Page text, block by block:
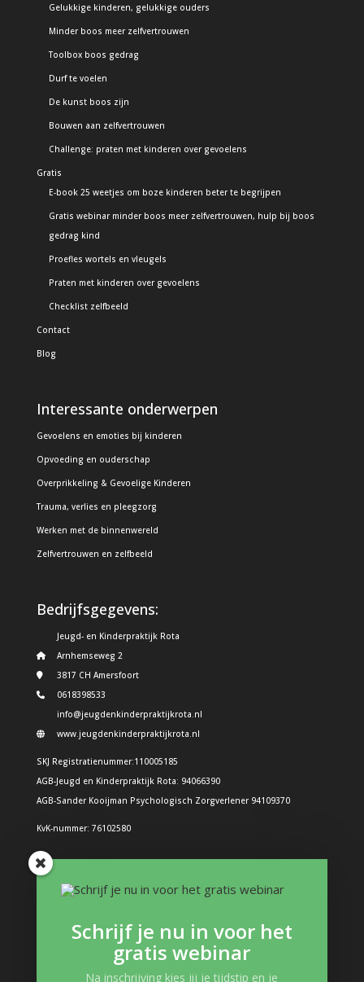
Gelukkige kinderen, gelukkige ouders
Minder boos meer zelfvertrouwen
Toolbox boos gedrag
Durf te voelen
De kunst boos zijn
Bouwen aan zelfvertrouwen
Challenge: praten met kinderen over gevoelens
Gratis
E-book 25 weetjes om boze kinderen beter te begrijpen
Gratis webinar minder boos meer zelfvertrouwen, hulp bij boos
gedrag kind
Proefles wortels en vleugels
Praten met kinderen over gevoelens
Checklist zelfbeeld
Contact
Blog
Interessante onderwerpen
Gevoelens en emoties bij kinderen
Opvoeding en ouderschap
Overprikkeling & Gevoelige Kinderen
Trauma, verlies en pleegzorg
Werken met de binnenwereld
Zelfvertrouwen en zelfbeeld
Bedrijfsgegevens:
Jeugd- en Kinderpraktijk Rota
Arnhemseweg 2
3817 CH Amersfoort
0618398533
info@jeugdenkinderpraktijkrota.nl
www.jeugdenkinderpraktijkrota.nl
SKJ Registratienummer:110005185
AGB-Jeugd en Kinderpraktijk Rota: 94066390
AGB-Sander Kooijman Psychologisch Zorgverlener 94109370
KvK-nummer: 76102580
Problemen bij kinderen
Structuur in de dag: Hoe doe je dat?
Boeken en interessante links
Gevoelens kind
Schrijf je nu in voor het
gratis webinar
Na inschrijving kies jij je tijdstip en je